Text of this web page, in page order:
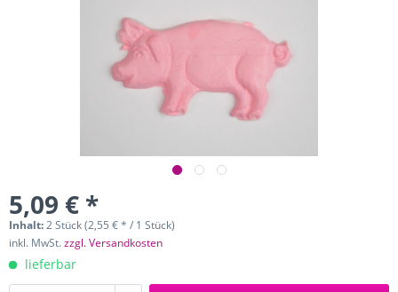
5,09 € *
Inhalt:2 Stück (2,55 € * / 1 Stück)
inkl. MwSt.zzgl. Versandkosten
lieferbar